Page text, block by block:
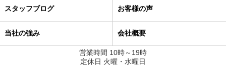
スタッフブログ お客様の声
当社の強み 会社概要
営業時間 10時～19時
定休日 火曜・水曜日